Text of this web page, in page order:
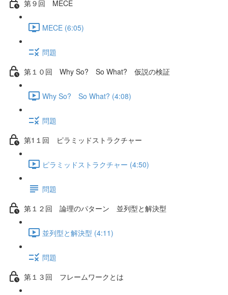
第９回 MECE
MECE (6:05)
問題
第１０回 Why So? So What? 仮説の検証
Why So? So What? (4:08)
問題
第1１回 ピラミッドストラクチャー
ピラミッドストラクチャー (4:50)
問題
第１２回 論理のパターン 並列型と解決型
並列型と解決型 (4:11)
問題
第１３回 フレームワークとは